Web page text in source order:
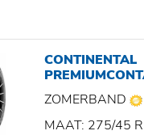
CONTINENTAL
ZOMERBAND
MAAT: 275/45